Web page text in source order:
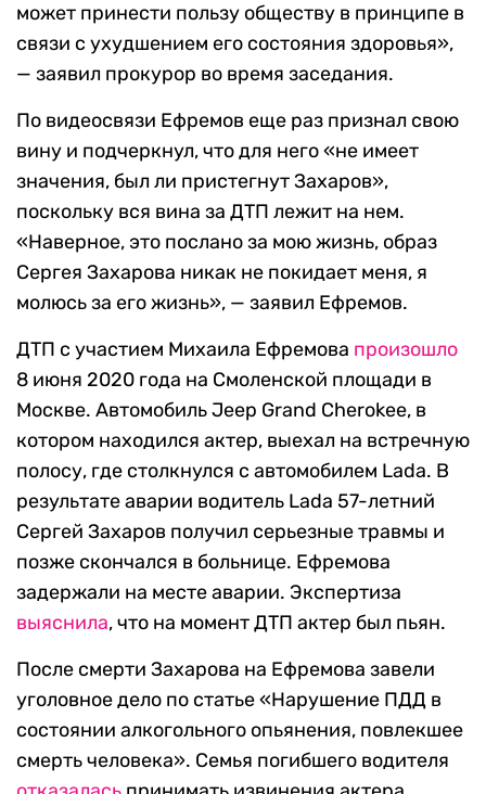
может принести пользу обществу в принципе в
связи с ухудшением его состояния здоровья»,
— заявил прокурор во время заседания.
По видеосвязи Ефремов еще раз признал свою
вину и подчеркнул, что для него «не имеет
значения, был ли пристегнут Захаров»,
поскольку вся вина за ДТП лежит на нем.
«Наверное, это послано за мою жизнь, образ
Сергея Захарова никак не покидает меня, я
молюсь за его жизнь», — заявил Ефремов.
ДТП с участием Михаила Ефремова произошло
8 июня 2020 года на Смоленской площади в
Москве. Автомобиль Jeep Grand Cherokee, в
котором находился актер, выехал на встречную
полосу, где столкнулся с автомобилем Lada. В
результате аварии водитель Lada 57-летний
Сергей Захаров получил серьезные травмы и
позже скончался в больнице. Ефремова
задержали на месте аварии. Экспертиза
выяснила, что на момент ДТП актер был пьян.
После смерти Захарова на Ефремова завели
уголовное дело по статье «Нарушение ПДД в
состоянии алкогольного опьянения, повлекшее
смерть человека». Семья погибшего водителя